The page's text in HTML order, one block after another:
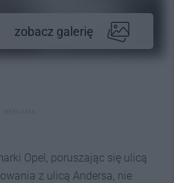
zobacz galerię
Opel, poruszając się ulicą
z ulicą Andersa, nie